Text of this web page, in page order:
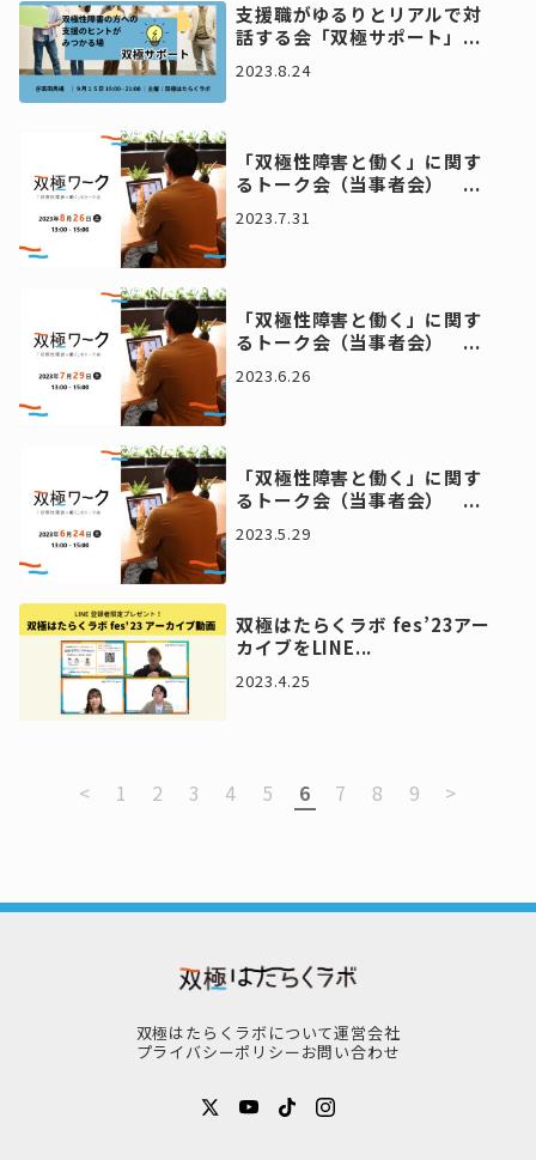
支援職がゆるりとリアルで対
話する会「双極サポート」...
2023.8.24
「双極性障害と働く」に関す
るトーク会（当事者会） ...
2023.7.31
「双極性障害と働く」に関す
るトーク会（当事者会） ...
2023.6.26
「双極性障害と働く」に関す
るトーク会（当事者会） ...
2023.5.29
双極はたらくラボ fes’23アー
カイブをLINE...
2023.4.25
< 1 2 3 4 5 6 7 8 9 >
双極はたらくラボについて運営会社
プライバシーポリシーお問い合わせ